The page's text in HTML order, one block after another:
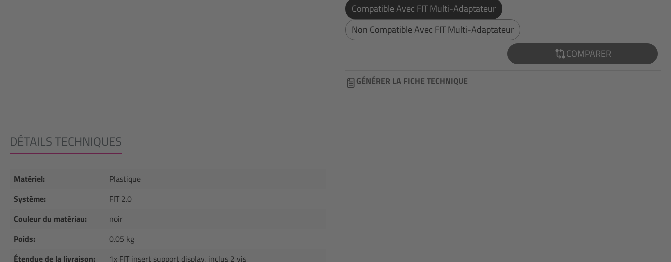
Compatible Avec FIT Multi-Adaptateur
Non Compatible Avec FIT Multi-Adaptateur
COMPARER
GÉNÉRER LA FICHE TECHNIQUE
DÉTAILS TECHNIQUES
Matériel:
Plastique
Système:
FIT 2.0
Couleur du matériau:
noir
Poids:
0.05 kg
Étendue de la livraison:
1x FIT insert support display, inclus 2 vis